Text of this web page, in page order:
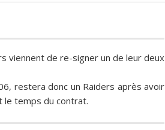
viennent de re-signer un de leur deux
restera donc un Raiders après avoir
le temps du contrat.